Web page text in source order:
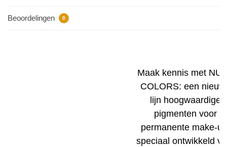
Beoordelingen 0
Maak kennis met
COLORS: een
lijn hoogwaardige
pigmenten voor
permanente make-
speciaal ontwikkeld